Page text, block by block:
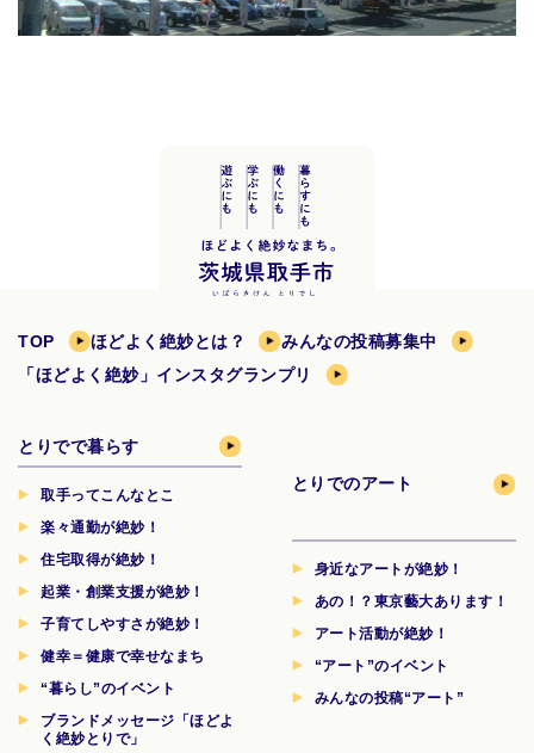
TOP ほどよく絶妙とは？
みんなの投稿募集中
「ほどよく絶妙」インスタグランプリ
とりでで暮らす
取手ってこんなとこ
楽々通勤が絶妙！
住宅取得が絶妙！
起業・創業支援が絶妙！
子育てしやすさが絶妙！
健幸＝健康で幸せなまち
“暮らし”のイベント
ブランドメッセージ「ほどよ
く絶妙とりで」
とりでのアート
身近なアートが絶妙！
あの！？東京藝大あります！
アート活動が絶妙！
“アート”のイベント
みんなの投稿“アート”